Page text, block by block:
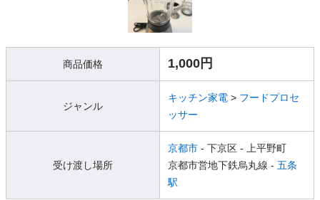
商品価格 1,000円
ジャンル
キッチン家電 > フードプロセ
ッサー
受け渡し場所
京都市 - 下京区 - 上平野町
京都市営地下鉄烏丸線 - 五条
駅